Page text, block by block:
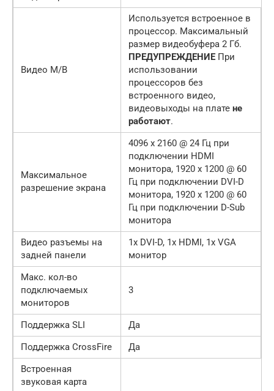
Видео M/B
Используется встроенное в
процессор. Максимальный
размер видеобуфера 2 Гб.
ПРЕДУПРЕЖДЕНИЕ При
использовании
процессоров без
встроенного видео,
видеовыходы на плате не
работают.
Максимальное
разрешение экрана
4096 x 2160 @ 24 Гц при
подключении HDMI
монитора, 1920 x 1200 @ 60
Гц при подключении DVI-D
монитора, 1920 x 1200 @ 60
Гц при подключении D-Sub
монитора
Видео разъемы на
задней панели
1x DVI-D, 1x HDMI, 1x VGA
монитор
Макс. кол-во
подключаемых
мониторов
3
Поддержка SLI
Да
Поддержка CrossFire
Да
Встроенная
звуковая карта